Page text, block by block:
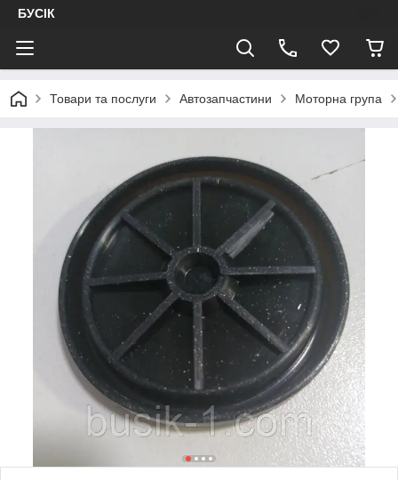
БУСІК
Товари та послуги Автозапчастини Моторна група